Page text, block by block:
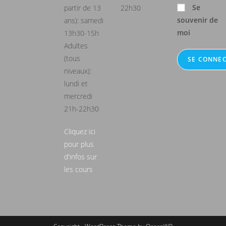
partir de 13
ans): samedi
13h30-15h
Adultes
(tous
niveaux):
lundi et
mercredi
21h-22h30
Cliquez ici
pour plus
d'infos sur
les cours
22h30
Se
souvenir de
moi